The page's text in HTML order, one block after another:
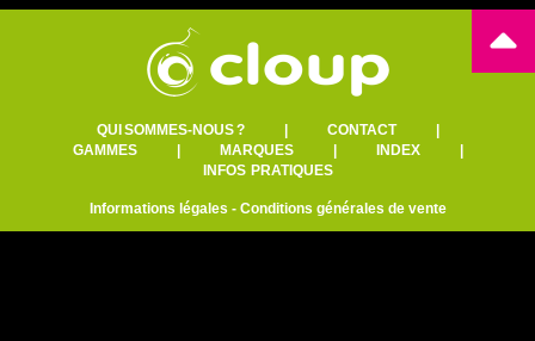
QUI SOMMES-NOUS ?| CONTACT|
GAMMES| MARQUES| INDEX|
INFOS PRATIQUES
Informations légales - Conditions générales de vente